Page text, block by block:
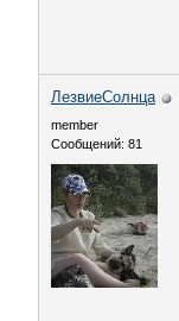
ЛезвиеСолнца
member
Сообщений: 81